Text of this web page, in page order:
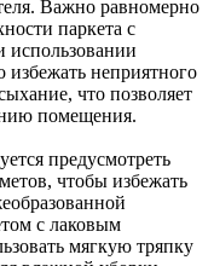
Важно равномерно
паркета с
избежать неприятного
что позволяет
помещения.
предусмотреть
чтобы избежать
с лаковым
мягкую тряпку